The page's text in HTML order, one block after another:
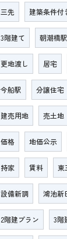
三先 建築条件付
3階建て 朝潮橋駅
更地渡し 居宅
今船駅 分譲住宅
建売用地 売土地
価格 地価公示
持家 賃料 東
設備新調 鴻池新
2階建プラン 3階